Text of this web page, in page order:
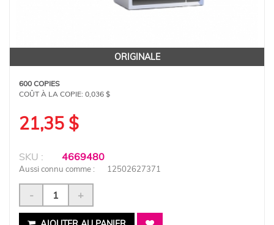
ORIGINALE
600 COPIES
COÛT À LA COPIE: 0,036 $
21,35 $
SKU : 4669480
Aussi connu comme : 12502627371
- +